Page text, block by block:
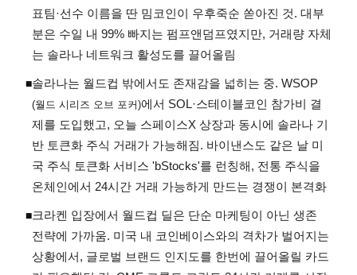
표팀·선수 이름을 딴 밈코인이 우후죽순 쏟아진 것. 대부
분은 수일 내 99% 빠지는 펌프앤덤프였지만, 거래량 자체
는 솔라나 네트워크 활성도를 끌어올림
◾솔라나는 월드컵 밖에서도 존재감을 넓히는 중. WSOP
(월드 시리즈 오브 포커)에서 SOL·스테이블코인 참가비 결
제를 도입했고, 오늘 스페이스X 상장과 동시에 솔라나 기
반 토큰화 주식 거래가 가능해짐. 바이낸스도 같은 날 미
국 주식 토큰화 서비스 'bStocks'를 런칭해, 전통 주식을
온체인에서 24시간 거래 가능하게 만드는 경쟁이 본격화
◾크라켄 입장에서 월드컵 딜은 단순 마케팅이 아닌 생존
전략에 가까움. 미국 내 코인베이스와의 격차가 벌어지는
상황에서, 글로벌 브랜드 인지도를 한번에 끌어올릴 카드